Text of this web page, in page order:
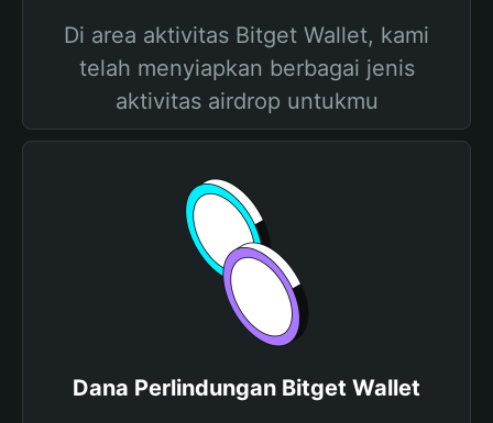
Di area aktivitas Bitget Wallet, kami
telah menyiapkan berbagai jenis
aktivitas airdrop untukmu
Dana Perlindungan Bitget Wallet